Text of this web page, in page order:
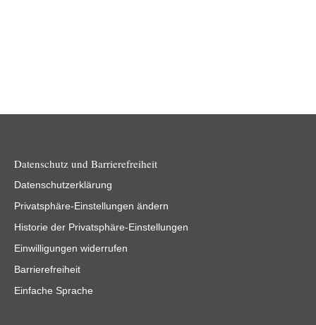
Datenschutz und Barrierefreiheit
Datenschutzerklärung
Privatsphäre-Einstellungen ändern
Historie der Privatsphäre-Einstellungen
Einwilligungen widerrufen
Barrierefreiheit
Einfache Sprache